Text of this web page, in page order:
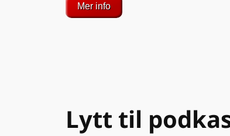
Mer info
Lytt til